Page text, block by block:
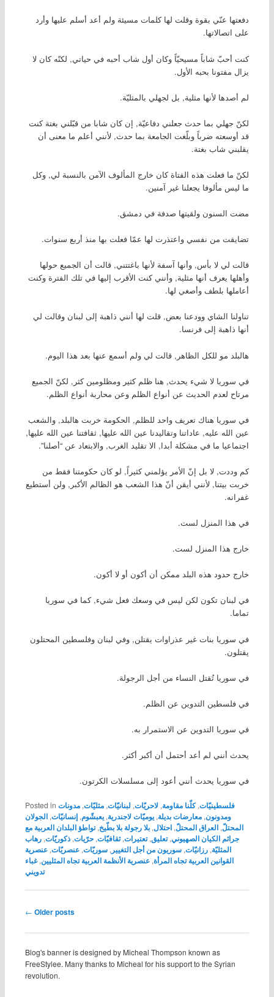
دفعتها عنّي بقوة وقلت لها كلمات مسيئة ولم أعد أسلم عليها وأرد
على اتصالاتها.
كنت أحبّ شاباً مسيحيّاً وكان أول شاب أحبه في حياتي, لكنّه كان لا
يزال مفتونا بحبه الأول.
لم أصدها لأنها مثلية, بل لجهلي بالمثليّة.
لكنّ جهلي بما حدث جعلني دفاعيّة, إن كان شابا من قبّلني بغتة كنت
قد أوسعته ضرباً وبلّغت الجامعة بما حدث, لأنني أعلم ما معنى أن
يقلبني شاب بغتة.
لكنّ ما فعلت هذه الفتاة كان خارج المألوف الآمن بالنسبة لي, وكل
ما ليس مألوفا يجعلنا غير آمنين.
مضت السنون ولقيتها صدفة في دمشق.
تضايقت من نفسي واعتذرت لها عمّا فعلت بها منذ أربع سنوات.
قالت لي لا بأس, وأنها آسفة لأنها باغتتني, قالت أن الجميع حولها
وأهلها يعرف أنها مثلية, وأنني كنت الأقرب إليها في تلك الفترة وكنت
أعاملها بلطف وأصغي لها.
تناولنا الشاي وودعنا بعض, قلت لها أنني ذاهبة إلى لبنان وقالت لي
أنها ذاهبة إلى فرنسا.
هالبلد مو للكل الظاهر, قالت لي ولم أسمع عنها بعد هذا اليوم.
في سوريا لا شيء يحدث, هنا ظلم كثير ومظلومين كثر, لكنّ الجميع
مرتاح لعدم الحديث عن أنواع الظلم وعن محاربة أنواع الظلم.
في سوريا هناك تعريف واحد للظلم, الحكومة خربت هالبلد, والشعب
عين الله عليه, عاداتنا وتقاليدنا عين الله عليها, ثقافتنا عين الله عليها,
اجتماعيا ما في مشكلة أبدا, الا تقليد الغرب, والابتعاد عن “أصلنا”.
كم وددت, لا بل إنّ الأمر يؤلمني كثيراً, لو كان حكومتنا فقط من
خربت بيتنا, لأنني أيقن أنّ هذا الشعب هو الظالم الأكبر, ولن أستطيع
غفرانه.
في هذا المنزل لست.
خارج هذا المنزل لست.
خارج حدود هذه البلد ممكن أن أكون أو لا أكون.
في لبنان تكون لكن ليس في وسعك فعل شيء, كما في سوريا
تماما.
في سوريا بنات غير عذراوات يقتلن, وفي لبنان وفلسطين المحتلون
يقتلون.
في سوريا تُقتل النساء من أجل الرجولة.
في فلسطين التدوين عن الظلم.
في سوريا التدوين عن الاستمرار به.
يحدث أنني لم أعد أحتمل أن أكبر أكثر.
في سوريا يحدث أنني أعود إلى مسلسلات الكرتون.
Posted in فلسطينيّات,كلّنا مقاومة,لاحريّات, لبنانيّات,مثليّات,مدونات
ومدونون,معارضات بديلة,يوميّات لاجندرية,يعبشّوم,إنسانيّات,الجولان
المحتلّ,العراق المحتلّ,احتلال,بلا رجولة بلا بطّيخ,تواطؤ البلدان العربية مع
جرائم الكيان الصهيوني,تعليق,تعتيرات,ثقافيّات,حرّيات,ذكوريّات,رهاب
المثليّة,رزانيّات,سوريون من أجل التغيير,سوريّات,عنصريّات,عنصرية
القوانين العربية تجاه المرأة,عنصرية الأنظمة العربية تجاه المثليين,غباء
تدويني
Post navigation
← Older posts
Blog's banner is designed by Micheal Thompson known as
FreeStylee. Many thanks to Micheal for his support to the Syrian
revolution.